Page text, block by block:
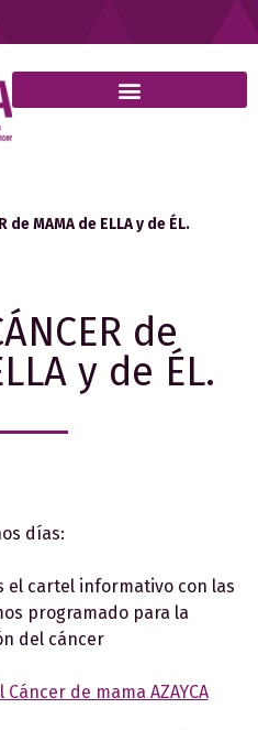
de MAMA de ELLA y de ÉL.
de
y de ÉL.
días:
el cartel informativo con las
programado para la
del cáncer
de mama AZAYCA